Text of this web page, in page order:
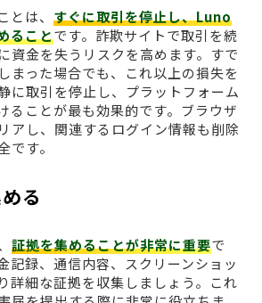
とは、 すぐに取引を停止し、Luno
ることです。詐欺サイトで取引を続
資金を失うリスクを高めます。すで
まった場合でも、これ以上の損失を
に取引を停止し、プラットフォーム
ることが最も効果的です。ブラウザ
アし、関連するログイン情報も削除
です。
る
証拠を集めることが非常に重要で
記録、通信内容、スクリーンショッ
詳細な証拠を収集しましょう。これ